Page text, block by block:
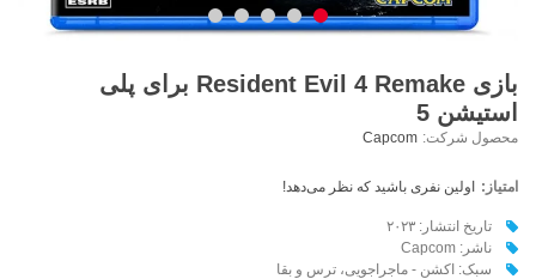
بازی Resident Evil 4 Remake برای پلی
استیشن 5
محصول شرکت: Capcom
امتیاز: اولین نفری باشید که نظر می‌دهد!
تاریخ انتشار: ۲۰۲۳
ناشر: Capcom
سبک: اکشن - ماجراجویی، ترس و بقا